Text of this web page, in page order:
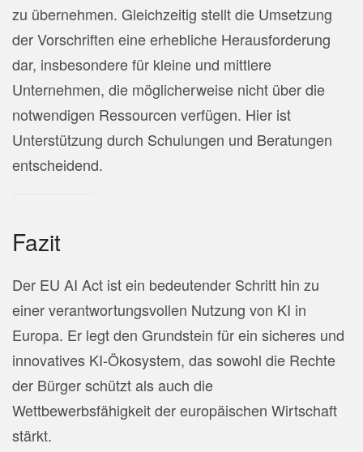
zu übernehmen. Gleichzeitig stellt die Umsetzung
der Vorschriften eine erhebliche Herausforderung
dar, insbesondere für kleine und mittlere
Unternehmen, die möglicherweise nicht über die
notwendigen Ressourcen verfügen. Hier ist
Unterstützung durch Schulungen und Beratungen
entscheidend.
Fazit
Der EU AI Act ist ein bedeutender Schritt hin zu
einer verantwortungsvollen Nutzung von KI in
Europa. Er legt den Grundstein für ein sicheres und
innovatives KI-Ökosystem, das sowohl die Rechte
der Bürger schützt als auch die
Wettbewerbsfähigkeit der europäischen Wirtschaft
stärkt.